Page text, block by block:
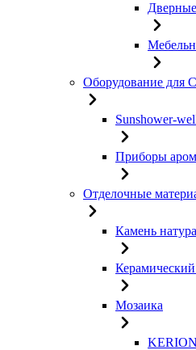
Оборудование для
Sunshower-
Приборы
Отделочные
Камень
Мозаика
KERION